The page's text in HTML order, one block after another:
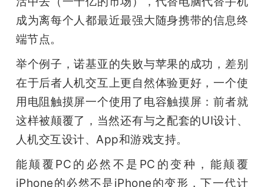
成为离每个人都最近最强大随身携带的信息终
端节点。
举个例子，诺基亚的失败与苹果的成功，差别
在于后者人机交互上更自然体验更好，一个使
用电阻触摸屏一个使用了电容触摸屏：前者就
这样被颠覆了，当然还有与之配套的UI设计、
人机交互设计、App和游戏支持。
能颠覆PC的必然不是PC的变种，能颠覆
iPhone的必然不是iPhone的变形，下一代计